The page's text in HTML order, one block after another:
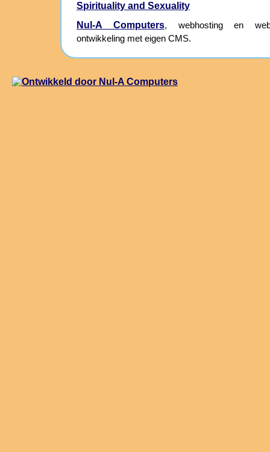
Spirituality and Sexuality
Nul-A Computers, webhosting en
ontwikkeling met eigen CMS.